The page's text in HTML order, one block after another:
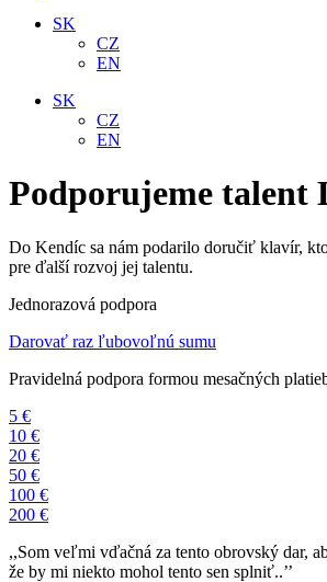
SK
CZ
EN
SK
CZ
EN
Podporujeme talent
Do Kendíc sa nám podarilo doručiť klavír,
pre ďalší rozvoj jej talentu.
Jednorazová podpora
Darovať raz ľubovoľnú sumu
Pravidelná podpora formou mesačných
5 €
10 €
20 €
50 €
100 €
200 €
,,Som veľmi vďačná za tento obrovský dar,
že by mi niekto mohol tento sen splniť..’’